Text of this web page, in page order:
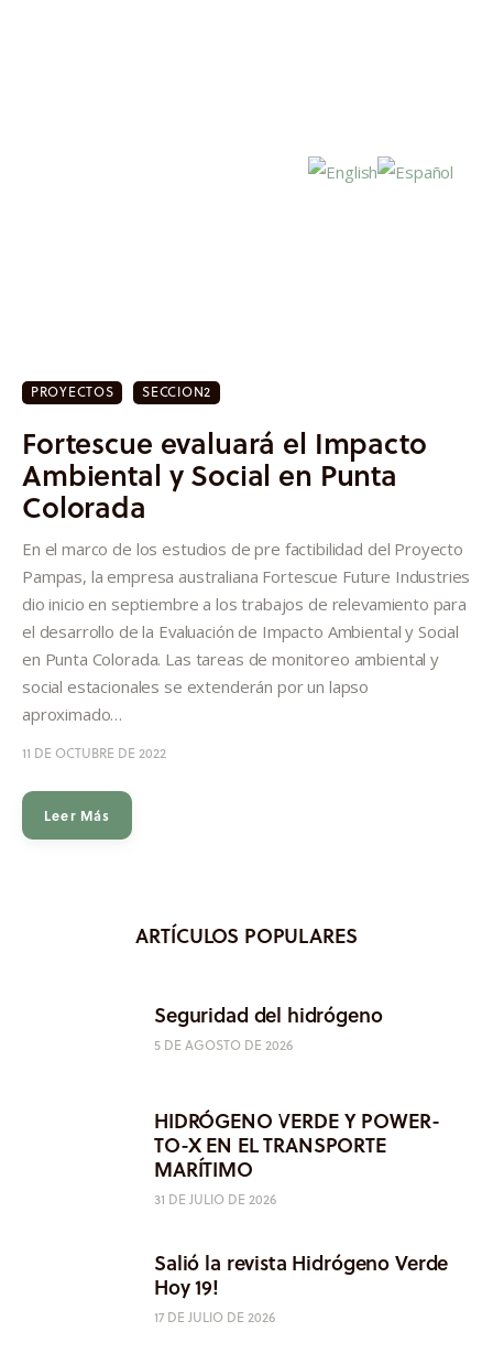
Investigación
Proyectos
Informes
Quiénes somos
PROYECTOS SECCION2
Fortescue evaluará el Impacto
Ambiental y Social en Punta
Colorada
En el marco de los estudios de pre factibilidad del Proyecto
Pampas, la empresa australiana Fortescue Future Industries
dio inicio en septiembre a los trabajos de relevamiento para
el desarrollo de la Evaluación de Impacto Ambiental y Social
en Punta Colorada. Las tareas de monitoreo ambiental y
social estacionales se extenderán por un lapso
aproximado…
11 DE OCTUBRE DE 2022
Leer Más
ARTÍCULOS POPULARES
Seguridad del hidrógeno
5 DE AGOSTO DE 2026
HIDRÓGENO VERDE Y POWER-
TO-X EN EL TRANSPORTE
MARÍTIMO
31 DE JULIO DE 2026
Salió la revista Hidrógeno Verde
Hoy 19!
17 DE JULIO DE 2026